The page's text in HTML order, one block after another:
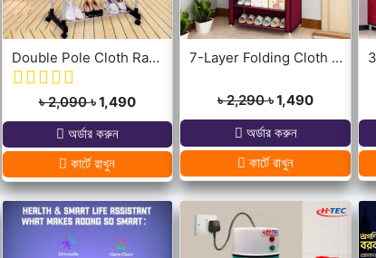
Double Pole Cloth Rack - Stainless Steel
৳ 2,090৳ 1,490
অর্ডার করুন
কার্টে রাখুন
7-Layer Folding Cloth Shoe Rack
৳ 2,290৳ 1,490
অর্ডার করুন
কার্টে রাখুন